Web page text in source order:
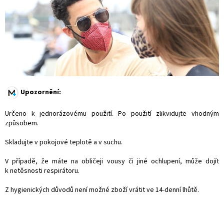
Upozornění:
Určeno k jednorázovému použití. Po použití zlikvidujte vhodným
způsobem.
Skladujte v pokojové teplotě a v suchu.
V případě, že máte na obličeji vousy či jiné ochlupení, může dojít
k netěsnosti respirátoru.
Z hygienických důvodů není možné zboží vrátit ve 14-denní lhůtě.